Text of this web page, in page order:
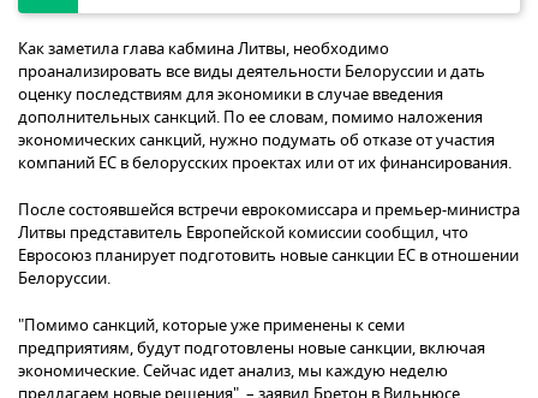
Как заметила глава кабмина Литвы, необходимо
проанализировать все виды деятельности Белоруссии и дать
оценку последствиям для экономики в случае введения
дополнительных санкций. По ее словам, помимо наложения
экономических санкций, нужно подумать об отказе от участия
компаний ЕС в белорусских проектах или от их финансирования.
После состоявшейся встречи еврокомиссара и премьер-министра
Литвы представитель Европейской комиссии сообщил, что
Евросоюз планирует подготовить новые санкции ЕС в отношении
Белоруссии.
"Помимо санкций, которые уже применены к семи
предприятиям, будут подготовлены новые санкции, включая
экономические. Сейчас идет анализ, мы каждую неделю